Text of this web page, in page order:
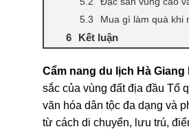
Mua gì làm quà khi
Kết luận
Cẩm nang du lịch Hà Giang
sắc của vùng đất địa đầu Tổ
văn hóa dân tộc đa dạng và
từ cách di chuyển, lưu trú,